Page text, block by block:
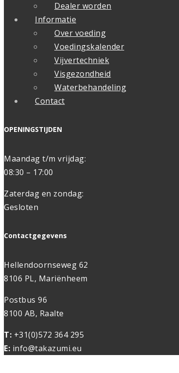
Dealer worden
Informatie
Over voeding
Voedingskalender
Vijvertechniek
Visgezondheid
Waterbehandeling
Contact
OPENINGSTIJDEN
Maandag t/m vrijdag:
08:30 – 17:00
Zaterdag en zondag:
Gesloten
Contactgegevens
Hellendoornseweg 62
8106 PL, Mariënheem
Postbus 96
8100 AB, Raalte
T: +31(0)572 364 295
E: info@takazumi.eu